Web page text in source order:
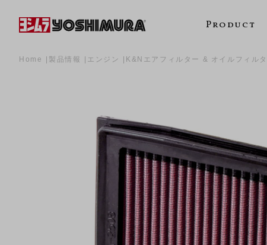
Product
Home 製品情報 エンジン K&Nエアフィルター & オイルフィル